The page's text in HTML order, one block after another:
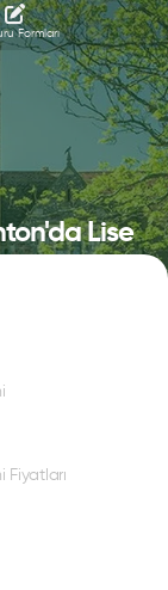
Formları
Lise
Fiyatları